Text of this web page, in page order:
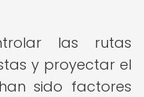
las rutas
y proyectar el
sido factores